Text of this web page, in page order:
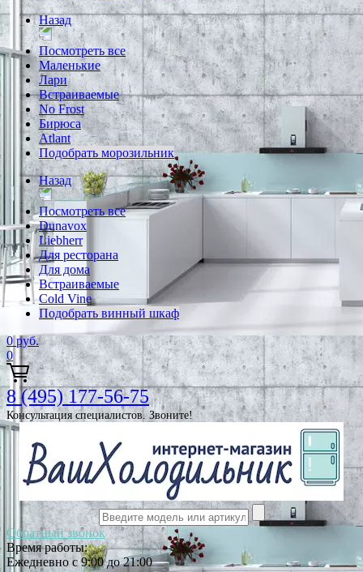
Назад
Посмотреть все
Маленькие
Лари
Встраиваемые
No Frost
Бирюса
Atlant
Подобрать морозильник
Назад
Посмотреть все
Dunavox
Liebherr
Для ресторана
Для дома
Встраиваемые
Cold Vine
Подобрать винный шкаф
0 руб.
0
8 (495) 177-56-75
Консультация специалистов. Звоните!
Обратный звонок
Время работы:
Ежедневно с 9:00 до 21:00